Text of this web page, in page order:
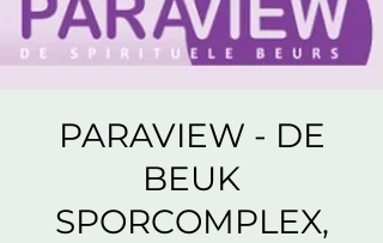
PARAVIEW - DE
BEUK
SPORCOMPLEX,